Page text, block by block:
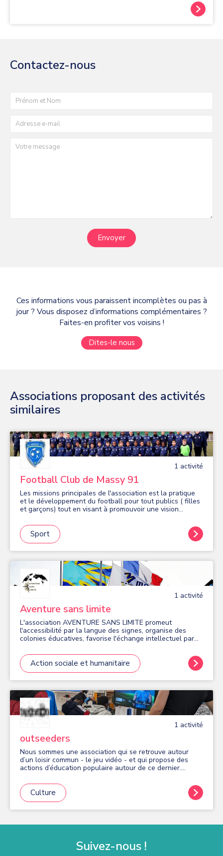
Contactez-nous
Envoyer
Ces informations vous paraissent incomplètes ou pas à
jour ? Vous disposez d’informations complémentaires ?
Faites-en profiter vos voisins !
Dites-le nous
Associations proposant des activités
similaires
1 activité
Football Club de Massy 91
Les missions principales de l'association est la pratique
et le développement du football pour tout publics ( filles
et garçons) tout en visant à promouvoir une vision
et sportives, Utiliser le football comme levier éducatif et
vecteur d'apprentissage.Mettre au premier plan les
valeurs fondamentales du football : La passion , le
Respect, l'Engagement, la tolérance et le solidarité. Club
Sport
1 activité
Aventure sans limite
L'association AVENTURE SANS LIMITE promeut
l'accessibilité par la langue des signes, organise des
colonies éducatives, favorise l'échange intellectuel par
dispense des formations pour le développement
professionnel et personnel.
Action sociale et humanitaire
1 activité
outseeders
Nous sommes une association qui se retrouve autour
d’un loisir commun - le jeu vidéo - et qui propose des
actions d’éducation populaire autour de ce dernier.
l'année : - en période scolaire : les mardis midis au
collège Blaise Pascal et les mardis en soirée (16h30-
18h30) à la Place du numérique 9 avenue de France. -
durant les vacances scolaires : dans les Espaces Bièvre-
membre de l'association, trois modalités : - Seeds club,
numérique 9 avenue de France. - le simple soutien, 25€
Culture
Suivez-nous !